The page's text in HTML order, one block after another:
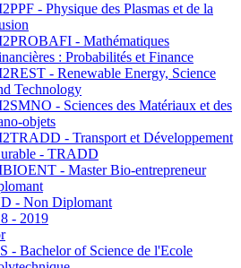
- Physique des Plasmas et de la
- Mathématiques
: Probabilités et Finance
- Renewable Energy, Science
Technology
- Sciences des Matériaux et des
objets
- Transport et Développement
- TRADD
- Master Bio-entrepreneur
- Non Diplomant
- 2019
- Bachelor of Science de l'Ecole